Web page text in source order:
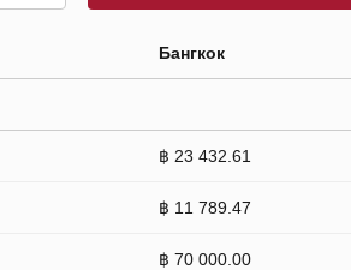
Бангкок
฿ 23 432.61
฿ 11 789.47
฿ 70 000.00